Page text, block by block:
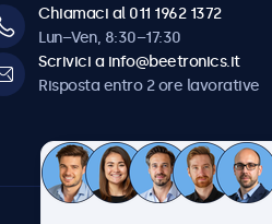
Chiamaci al 011 1962 1372
Lun–Ven, 8:30–17:30
Scrivici a info@beetronics.it
Risposta entro 2 ore lavorative